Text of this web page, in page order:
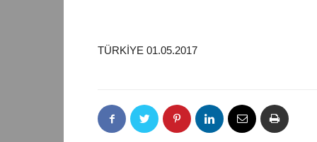
TÜRKİYE 01.05.2017